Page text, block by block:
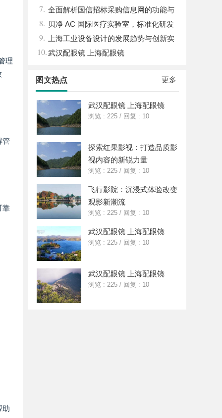
理
管
靠
助
的实践与策略
7. 全面解析国信招标采购信息网的功能与
优势
8. 贝净 AC 国际医疗实验室，标准化研发
体系全解析
9.
上海工业设备设计的发展趋势与创新实
践探索
10.武汉配眼镜 上海配眼镜
更多
图文热点
武汉配眼镜 上海配眼镜
浏览 : 225 / 回复 : 10
探索红果影视：打造品质影
视内容的新锐力量
浏览 : 225 / 回复 : 10
飞行影院：沉浸式体验改变
观影新潮流
浏览 : 225 / 回复 : 10
武汉配眼镜 上海配眼镜
浏览 : 225 / 回复 : 10
武汉配眼镜 上海配眼镜
浏览 : 225 / 回复 : 10